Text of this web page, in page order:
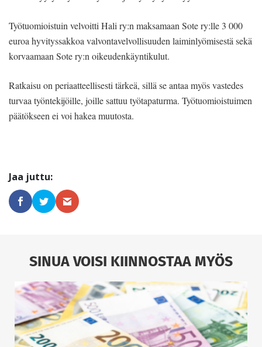
Työtuomioistuin velvoitti Hali ry:n maksamaan Sote ry:lle 3 000
euroa hyvityssakkoa valvontavelvollisuuden laiminlyömisestä sekä
korvaamaan Sote ry:n oikeudenkäyntikulut.
Ratkaisu on periaatteellisesti tärkeä, sillä se antaa myös vastedes
turvaa työntekijöille, joille sattuu työtapaturma. Työtuomioistuimen
päätökseen ei voi hakea muutosta.
SINUA VOISI KIINNOSTAA MYÖS